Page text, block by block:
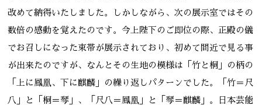
改めて納得いたしました。しかしながら、次の展示室ではその
数倍の感動を覚えたのです。今上陛下のご即位の際、正殿の儀
でお召しになった束帯が展示されており、初めて間近で見る事
が出来たのですが、なんとその生地の模様は「竹と桐」の柄の
「上に鳳凰、下に麒麟」の繰り返しパターンでした。「竹＝尺
八」と「桐＝琴」、「尺八＝鳳凰」と「琴＝麒麟」。日本芸能